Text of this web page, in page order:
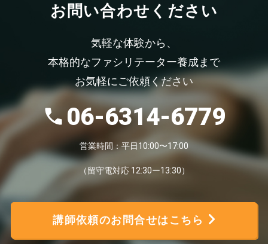
お問い合わせください
気軽な体験から、
本格的なファシリテーター養成まで
お気軽にご依頼ください
06-6314-6779
営業時間：平日10:00〜17:00
（留守電対応 12:30ー13:30）
講師依頼のお問合せはこちら